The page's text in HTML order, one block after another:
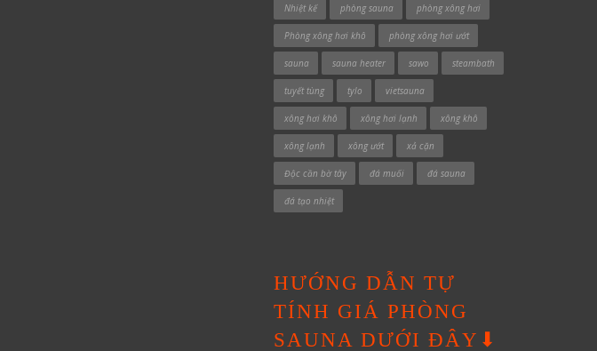
Nhiệt kế phòng sauna phòng xông hơi
Phòng xông hơi khô phòng xông hơi ướt
sauna sauna heater sawo steambath
tuyết tùng tylo vietsauna
xông hơi khô xông hơi lạnh xông khô
xông lạnh xông ướt xả cặn
Độc cần bờ tây đá muối đá sauna
đá tạo nhiệt
HƯỚNG DẪN TỰ
TÍNH GIÁ PHÒNG
SAUNA DƯỚI ĐÂY⬇